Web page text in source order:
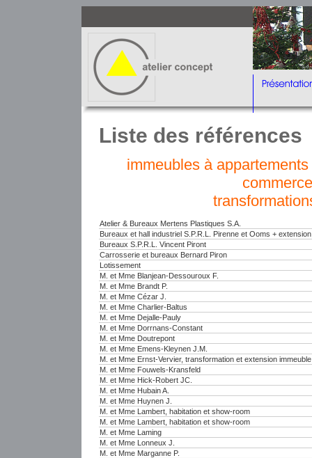
Liste des références
immeubles à
Atelier & Bureaux Mertens Plastiques S.A.
Bureaux et hall industriel S.P.R.L. Pirenne et Ooms +
Bureaux S.P.R.L. Vincent Piront
Carrosserie et bureaux Bernard Piron
Lotissement
M. et Mme Blanjean-Dessouroux F.
M. et Mme Brandt P.
M. et Mme Cézar J.
M. et Mme Charlier-Baltus
M. et Mme Dejalle-Pauly
M. et Mme Dorrnans-Constant
M. et Mme Doutrepont
M. et Mme Emens-Kleynen J.M.
M. et Mme Ernst-Vervier, transformation et extension
M. et Mme Fouwels-Kransfeld
M. et Mme Hick-Robert JC.
M. et Mme Hubain A.
M. et Mme Huynen J.
M. et Mme Lambert, habitation et show-room
M. et Mme Lambert, habitation et show-room
M. et Mme Laming
M. et Mme Lonneux J.
M. et Mme Marganne P.